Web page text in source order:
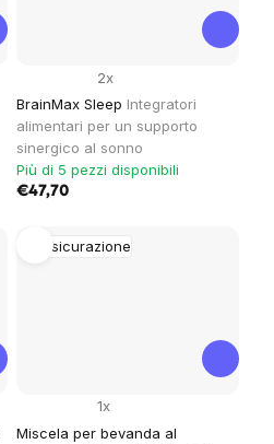
BrainMax Sleep Integratori
alimentari per un supporto
sinergico al sonno
2x
Più di 5 pezzi disponibili
€47,70
Rassicurazione
Miscela per bevanda al
1x